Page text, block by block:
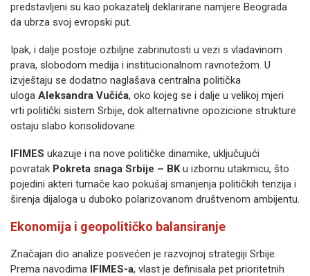
predstavljeni su kao pokazatelj deklarirane namjere Beograda
da ubrza svoj evropski put.
Ipak, i dalje postoje ozbiljne zabrinutosti u vezi s vladavinom
prava, slobodom medija i institucionalnom ravnotežom. U
izvještaju se dodatno naglašava centralna politička
uloga Aleksandra Vučića, oko kojeg se i dalje u velikoj mjeri
vrti politički sistem Srbije, dok alternativne opozicione strukture
ostaju slabo konsolidovane.
IFIMES ukazuje i na nove političke dinamike, uključujući
povratak Pokreta snaga Srbije – BKu izbornu utakmicu, što
pojedini akteri tumače kao pokušaj smanjenja političkih tenzija i
širenja dijaloga u duboko polarizovanom društvenom ambijentu.
Ekonomija i geopolitičko balansiranje
Značajan dio analize posvećen je razvojnoj strategiji Srbije.
Prema navodima IFIMES-a, vlast je definisala pet prioritetnih